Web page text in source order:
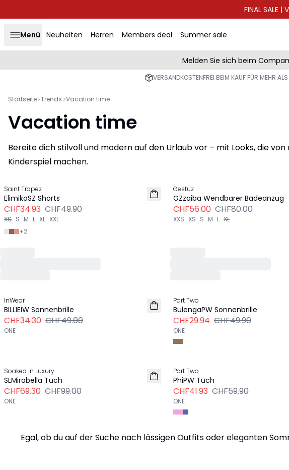
FINAL SALE
Menü Neuheiten Herren Members deal Summer sale
Melden Sie sich beim
VERSANDKOSTENFREI BEIM KAUF FÜR MEHR
Startseite Trends Vacation time
Vacation time
Bereite dich stilvoll und modern auf den Urlaub vor – mit Looks, die
Kinderspiel machen.
Saint Tropez
ElimikoSZ Shorts
CHF34.93 CHF49.90
XS S M L XL XXL
+2
Gestuz
GZzaiba Wendbarer Badeanzug
CHF56.00 CHF80.00
XXS XS S M L XL
Previous slide
InWear
BILLIEIW Sonnenbrille
CHF34.30 CHF49.00
ONE
Part Two
BulengaPW Sonnenbrille
CHF29.94 CHF49.90
ONE
Soaked in Luxury
SLMirabella Tuch
CHF69.30 CHF99.00
ONE
Part Two
PhiPW Tuch
CHF41.93 CHF59.90
ONE
Egal, ob du auf der Suche nach lässigen Outfits oder eleganten